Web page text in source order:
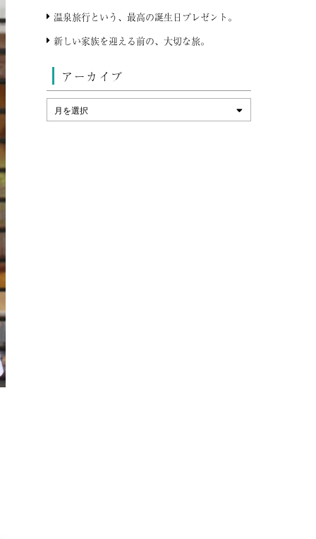
温泉旅行という、最高の誕生日プレゼント。
新しい家族を迎える前の、大切な旅。
アーカイブ